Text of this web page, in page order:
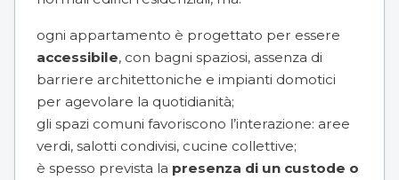
ogni appartamento è progettato per essere
accessibile, con bagni spaziosi, assenza di
barriere architettoniche e impianti domotici
per agevolare la quotidianità;
gli spazi comuni favoriscono l’interazione: aree
verdi, salotti condivisi, cucine collettive;
è spesso prevista la presenza di un custode o